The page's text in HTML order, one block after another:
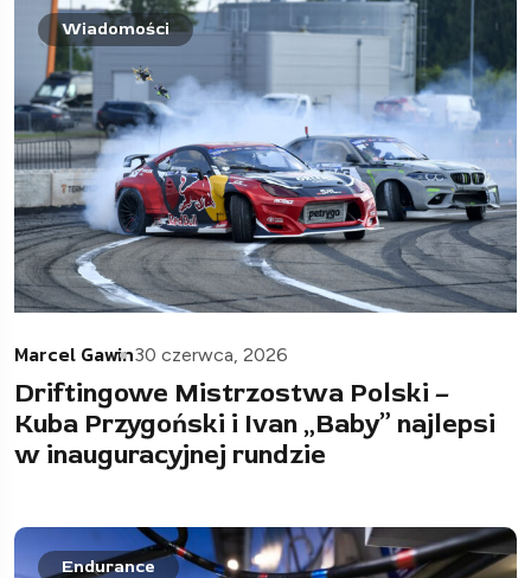
Wiadomości
Marcel Gawin30 czerwca, 2026
Driftingowe Mistrzostwa Polski –
Kuba Przygoński i Ivan „Baby” najlepsi
w inauguracyjnej rundzie
Endurance